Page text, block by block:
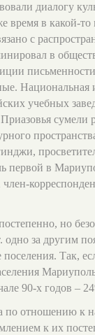
диалогу
в какой-то
с
в
Национальная
учебных
сумели
первой в
но
одно за другим
поселения. Так,
90-х годов –
по отношению к
к их